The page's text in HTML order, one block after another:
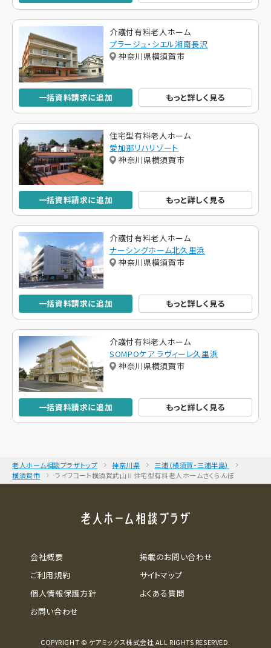
介護付有料老人ホーム
プラージュ・シエル湘南長沢
神奈川県横須賀市
一括資料請求に追加 もっと詳しく見る
住宅型有料老人ホーム
愛加那リハリゾート
神奈川県横須賀市
一括資料請求に追加 もっと詳しく見る
介護付有料老人ホーム
ナーシングホーム北久里浜
神奈川県横須賀市
一括資料請求に追加 もっと詳しく見る
介護付有料老人ホーム
SOMPOケア ラヴィーレ久里浜
神奈川県横須賀市
一括資料請求に追加 もっと詳しく見る
老人ホーム相談プラザトップ 神奈川県
三浦（横須賀・三浦半島）
横須賀市
ライフコート横須賀武山Ⅱ住宅型有料老人ホームさくらんぼ
会社概要
ご利用規約
個人情報保護方針
お問い合わせ
掲載のお問い合わせ
サイトマップ
よくある質問
COPYRIGHT © ケアミックス株式会社 ALL RIGHTS RESERVED.